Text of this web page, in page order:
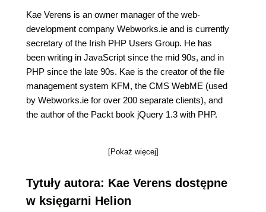
Kae Verens is an owner manager of the web-
development company Webworks.ie and is currently
secretary of the Irish PHP Users Group. He has
been writing in JavaScript since the mid 90s, and in
PHP since the late 90s. Kae is the creator of the file
management system KFM, the CMS WebME (used
by Webworks.ie for over 200 separate clients), and
the author of the Packt book jQuery 1.3 with PHP.
[Pokaż więcej]
Tytuły autora: Kae Verens dostępne
w księgarni Helion